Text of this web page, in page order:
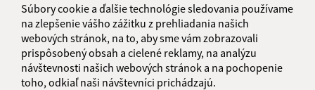
Súbory cookie a ďalšie technológie sledovania používame
na zlepšenie vášho zážitku z prehliadania našich
webových stránok, na to, aby sme vám zobrazovali
prispôsobený obsah a cielené reklamy, na analýzu
návštevnosti našich webových stránok a na pochopenie
toho, odkiaľ naši návštevníci prichádzajú.